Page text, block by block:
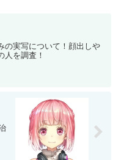
の実写について！顔出しや
人を調査！